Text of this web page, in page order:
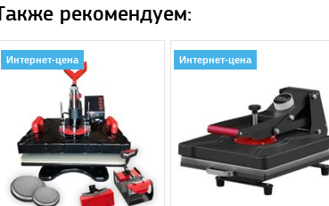
рекомендуем:
Интернет-цена Интернет-цена